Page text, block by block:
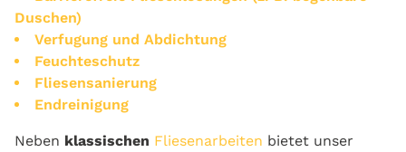
Duschen)
Verfugung und Abdichtung
Feuchteschutz
Fliesensanierung
Endreinigung
Neben klassischen Fliesenarbeiten bietet unser